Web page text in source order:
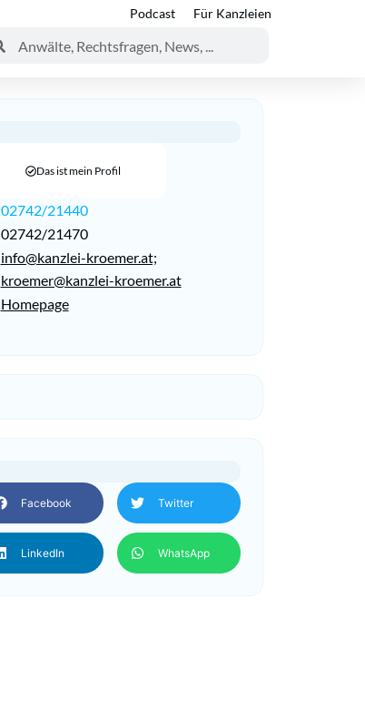
Podcast Für Kanzleien
Das ist mein Profil
02742/21440
02742/21470
info@kanzlei-kroemer.at;
kroemer@kanzlei-kroemer.at
Homepage
Facebook Twitter
LinkedIn WhatsApp